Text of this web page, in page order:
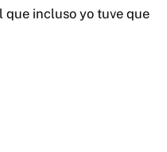
que incluso yo tuve que